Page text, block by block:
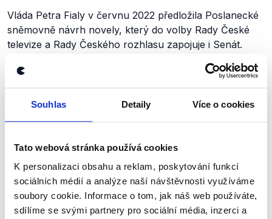
Souhlas Detaily Více o cookies
Tato webová stránka používá cookies
K personalizaci obsahu a reklam, poskytování funkcí
sociálních médií a analýze naší návštěvnosti využíváme
soubory cookie. Informace o tom, jak náš web používáte,
sdílíme se svými partnery pro sociální média, inzerci a
Vláda Petra Fialy v červnu 2022 předložila Poslanecké
sněmovně návrh novely, který do volby Rady České
televize a Rady Českého rozhlasu zapojuje i Senát.
Parlament nakonec návrh odsouhlasil až v polovině
roku 2023 a novela nabyla účinnosti v říjnu 2023.
Vzhledem k tomu, že vládou navrhované změny
Výrok jsme zmínili